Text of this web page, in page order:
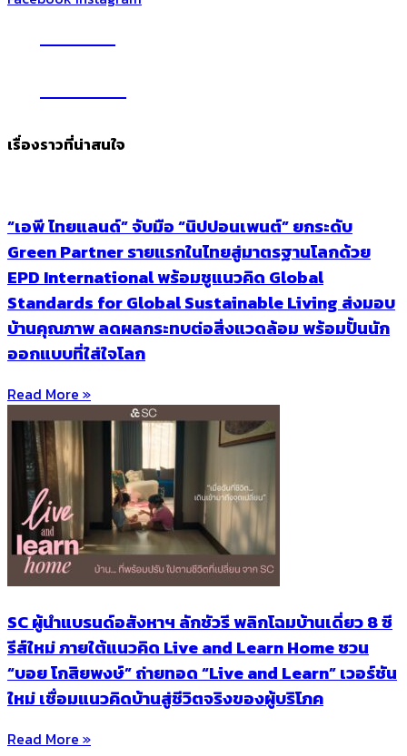
YouTube
Subscribe
เรื่องราวที่น่าสนใจ
“เอพี ไทยแลนด์” จับมือ “นิปปอนเพนต์” ยกระดับ
Green Partner รายแรกในไทยสู่มาตรฐานโลกด้วย
EPD International พร้อมชูแนวคิด Global
Standards for Global Sustainable Living ส่งมอบ
บ้านคุณภาพ ลดผลกระทบต่อสิ่งแวดล้อม พร้อมปั้นนัก
ออกแบบที่ใส่ใจโลก
Read More »
SC ผู้นำแบรนด์อสังหาฯ ลักชัวรี พลิกโฉมบ้านเดี่ยว 8 ซี
รีส์ใหม่ ภายใต้แนวคิด Live and Learn Home ชวน
“บอย โกสิยพงษ์” ถ่ายทอด “Live and Learn” เวอร์ชัน
ใหม่ เชื่อมแนวคิดบ้านสู่ชีวิตจริงของผู้บริโภค
Read More »